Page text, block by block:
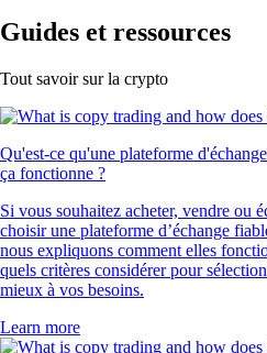
Guides et ressources
Tout savoir sur la crypto
Qu'est-ce qu'une plateforme
ça fonctionne ?
Si vous souhaitez acheter, vendre ou
choisir une plateforme d’échange
nous expliquons comment elles
quels critères considérer pour
mieux à vos besoins.
Learn more